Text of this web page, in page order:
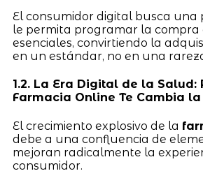
El consumidor digital busca
le permita programar la compra
esenciales, convirtiendo la
en un estándar, no en una
1.2. La Era Digital de la Salud:
Farmacia Online Te Cambia
El crecimiento explosivo de la
debe a una confluencia de
mejoran radicalmente la
consumidor.